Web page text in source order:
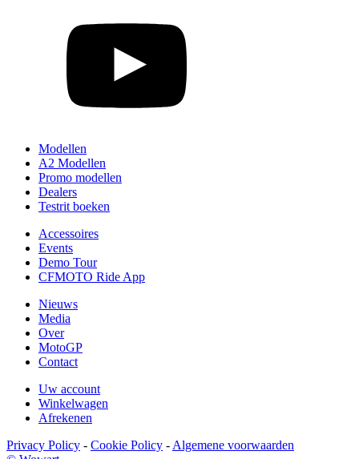
Modellen
A2 Modellen
Promo modellen
Dealers
Testrit boeken
Accessoires
Events
Demo Tour
CFMOTO Ride App
Nieuws
Media
Over
MotoGP
Contact
Uw account
Winkelwagen
Afrekenen
Privacy Policy - Cookie Policy - Algemene voorwaarden